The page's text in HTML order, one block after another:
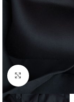
Click to enlarge